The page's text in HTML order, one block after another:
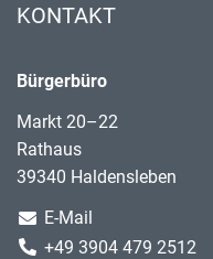
KONTAKT
Bürgerbüro
Markt 20–22
Rathaus
39340 Haldensleben
E-Mail
+49 3904 479 2512